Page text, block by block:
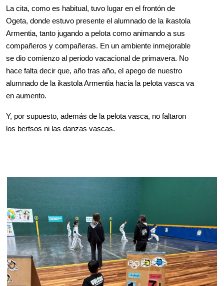
La cita, como es habitual, tuvo lugar en el frontón de
Ogeta, donde estuvo presente el alumnado de la ikastola
Armentia, tanto jugando a pelota como animando a sus
compañeros y compañeras. En un ambiente inmejorable
se dio comienzo al periodo vacacional de primavera. No
hace falta decir que, año tras año, el apego de nuestro
alumnado de la ikastola Armentia hacia la pelota vasca va
en aumento.
Y, por supuesto, además de la pelota vasca, no faltaron
los bertsos ni las danzas vascas.